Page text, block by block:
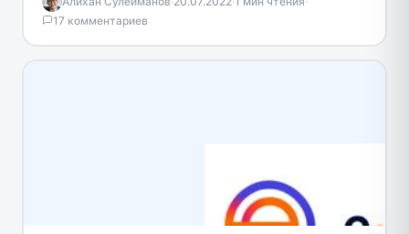
необходимо перейти на…
17 комментариев